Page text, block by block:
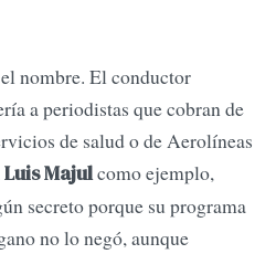
nombre. El conductor
a periodistas que cobran de
de salud o de Aerolíneas
Luis Majulcomo ejemplo,
secreto porque su programa
no lo negó, aunque